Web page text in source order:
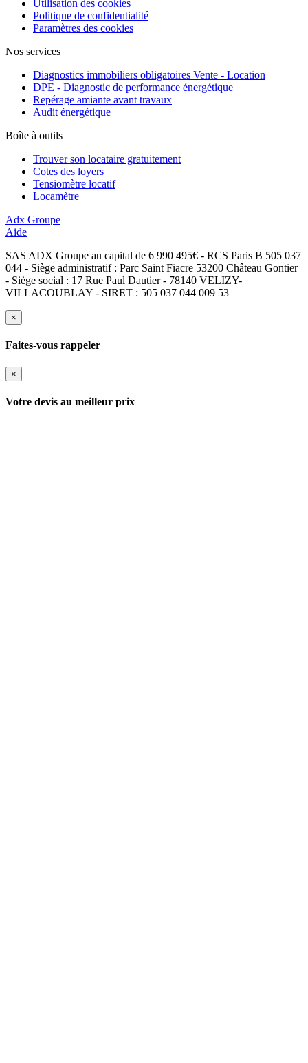
Utilisation des cookies
Politique de confidentialité
Paramètres des cookies
Nos services
Diagnostics immobiliers obligatoires Vente - Location
DPE - Diagnostic de performance énergétique
Repérage amiante avant travaux
Audit énergétique
Boîte à outils
Trouver son locataire gratuitement
Cotes des loyers
Tensiomètre locatif
Locamètre
Adx Groupe
Aide
SAS ADX Groupe au capital de 6 990 495€ - RCS Paris B 505 037
044 - Siège administratif : Parc Saint Fiacre 53200 Château Gontier
- Siège social : 17 Rue Paul Dautier - 78140 VELIZY-
VILLACOUBLAY - SIRET : 505 037 044 009 53
×
Faites-vous rappeler
×
Votre devis au meilleur prix